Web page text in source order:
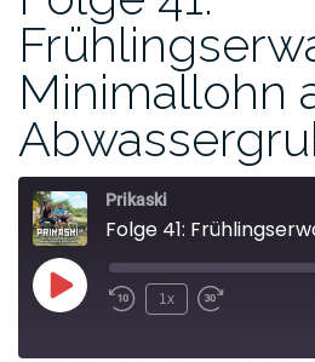
Minimallohn
Prikaski
1x